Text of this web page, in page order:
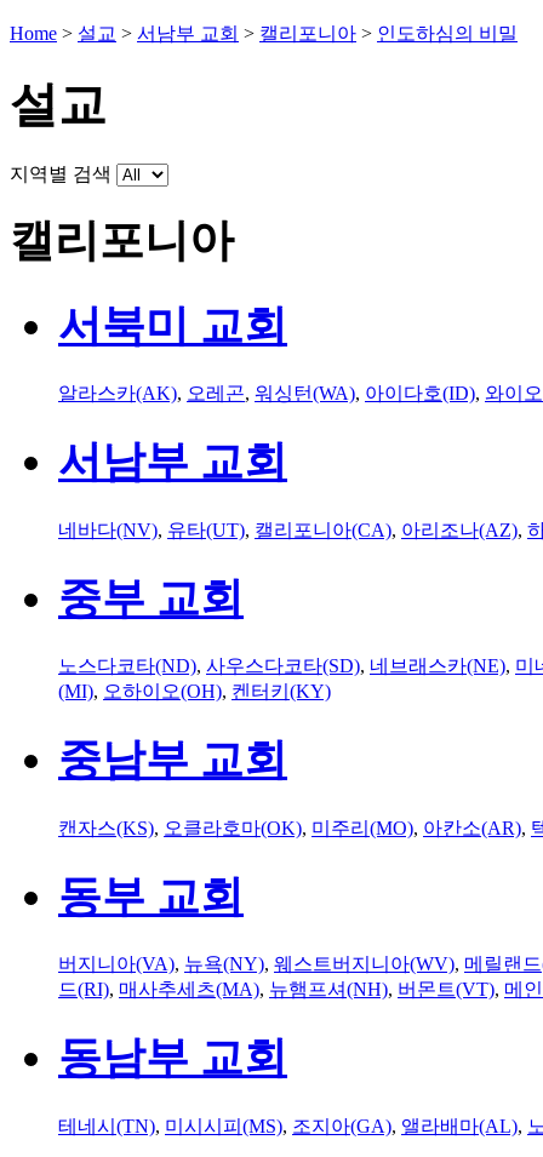
Home > 설교 > 서남부 교회 > 캘리포니아 > 인도하심의 비밀
설교
지역별 검색
캘리포니아
서북미 교회
알라스카(AK), 오레곤, 워싱턴(WA), 아이다호(ID), 와이
서남부 교회
네바다(NV), 유타(UT), 캘리포니아(CA), 아리조나(AZ),
중부 교회
노스다코타(ND), 사우스다코타(SD), 네브래스카(NE), 미
(MI), 오하이오(OH), 켄터키(KY)
중남부 교회
캔자스(KS), 오클라호마(OK), 미주리(MO), 아칸소(AR),
동부 교회
버지니아(VA), 뉴욕(NY), 웨스트버지니아(WV), 메릴랜
드(RI), 매사추세츠(MA), 뉴햄프셔(NH), 버몬트(VT), 메
동남부 교회
테네시(TN), 미시시피(MS), 조지아(GA), 앨라배마(AL),